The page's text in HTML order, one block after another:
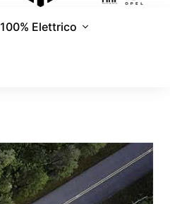
100% Elettrico